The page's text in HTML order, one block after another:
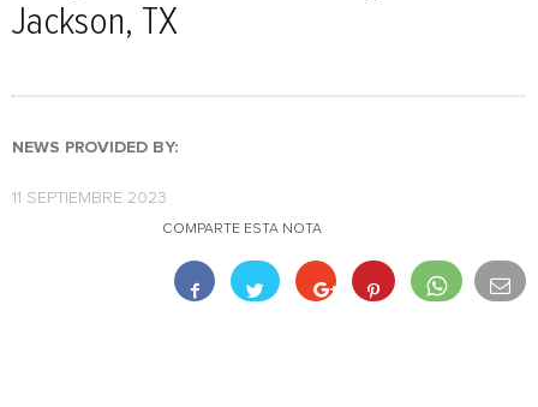
Jackson, TX
NEWS PROVIDED BY:
11 SEPTIEMBRE 2023
COMPARTE ESTA NOTA